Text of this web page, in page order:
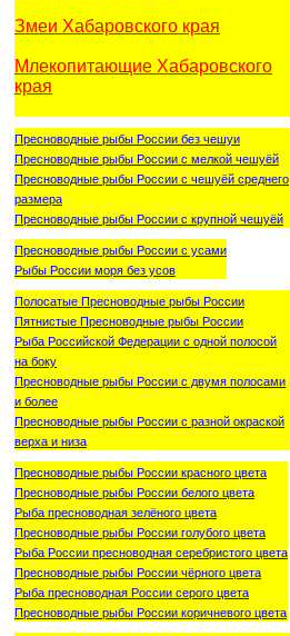
Змеи Хабаровского края
Млекопитающие Хабаровского
края
Пресноводные рыбы России без чешуи
Пресноводные рыбы России с мелкой чешуёй
Пресноводные рыбы России с чешуёй среднего
размера
Пресноводные рыбы России с крупной чешуёй
Пресноводные рыбы России с усами
Рыбы России моря без усов
Полосатые Пресноводные рыбы России
Пятнистые Пресноводные рыбы России
Рыба Российской Федерации с одной полосой
на боку
Пресноводные рыбы России с двумя полосами
и более
Пресноводные рыбы России с разной окраской
верха и низа
Пресноводные рыбы России красного цвета
Пресноводные рыбы России белого цвета
Рыба пресноводная зелёного цвета
Пресноводные рыбы России голубого цвета
Рыба России пресноводная серебристого цвета
Пресноводные рыбы России чёрного цвета
Рыба пресноводная России серого цвета
Пресноводные рыбы России коричневого цвета